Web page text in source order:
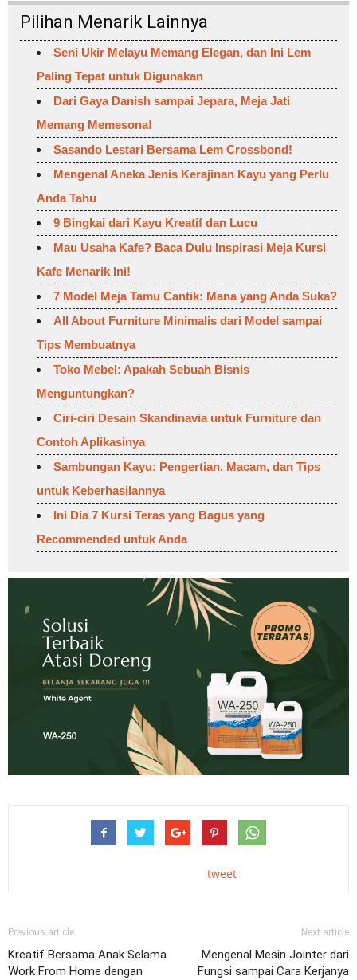
Pilihan Menarik Lainnya
Seni Ukir Melayu Memang Elegan, dan Ini Lem
Paling Tepat untuk Digunakan
Dari Gaya Danish sampai Jepara, Meja Jati
Memang Memesona!
Sasando Lestari Bersama Lem Crossbond!
Mengenal Aneka Jenis Kerajinan Kayu yang Perlu
Anda Tahu
9 Bingkai dari Kayu Kreatif dan Lucu
Mau Usaha Kafe? Baca Dulu Inspirasi Meja Kursi
Kafe Menarik Ini!
7 Model Meja Tamu Cantik: Mana yang Anda Suka?
All About Furniture Minimalis dari Model sampai
Tips Membuatnya
Toko Mebel: Apakah Sebuah Bisnis
Menguntungkan?
Ciri-ciri Desain Skandinavia untuk Furniture dan
Contoh Aplikasinya
Sambungan Kayu: Pengertian, Macam, dan Tips
untuk Keberhasilannya
Ini Dia 7 Kursi Teras yang Bagus yang
Recommended untuk Anda
tweet
Previous article
Kreatif Bersama Anak Selama
Work From Home dengan
Next article
Mengenal Mesin Jointer dari
Fungsi sampai Cara Kerjanya